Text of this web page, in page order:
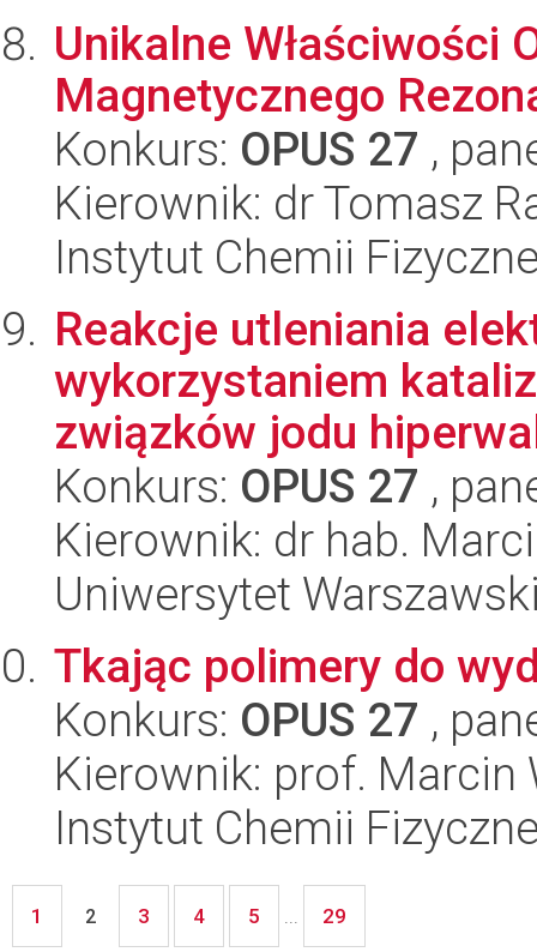
Unikalne Właściwości
Magnetycznego
Konkurs: OPUS 27 ,
Kierownik: dr Tomasz
Instytut Chemii
Reakcje utleniania
wykorzystaniem
związków jodu
Konkurs: OPUS 27 ,
Kierownik: dr hab.
Uniwersytet
Tkając polimery do
Konkurs: OPUS 27 ,
Kierownik: prof. Marcin
Instytut Chemii
1 2 3 4 5 ... 29